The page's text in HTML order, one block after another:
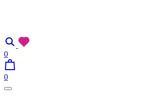
0
0